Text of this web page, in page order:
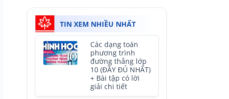
TIN XEM NHIỀU NHẤT
Các dạng toán
phương trình
đường thẳng lớp
10 (ĐẦY ĐỦ NHẤT)
+ Bài tập có lời
giải chi tiết